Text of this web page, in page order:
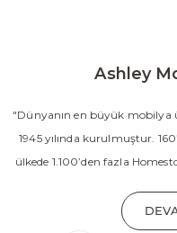
Ashley
"Dünyanın en büyük mobilya
1945 yılında kurulmuştur.
ülkede 1.100’den fazla
yatak odası, oturma odası,